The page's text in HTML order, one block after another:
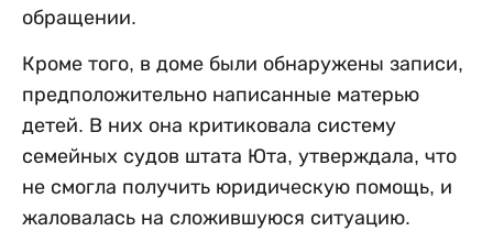
обращении.
Кроме того, в доме были обнаружены записи,
предположительно написанные матерью
детей. В них она критиковала систему
семейных судов штата Юта, утверждала, что
не смогла получить юридическую помощь, и
жаловалась на сложившуюся ситуацию.